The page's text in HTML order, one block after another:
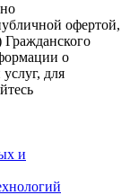
офертой,
о
для
и